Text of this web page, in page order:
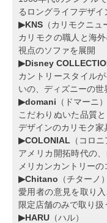
るロングライフデザイ
▶KNS （カリモクニュ
カリモクの職人と海
視点のソファを展開
▶Disney
カントリースタイル
いの、ディズニーの
▶domani （ドマーニ
こだわりぬいた品質
デザインのカリモク家
▶COLONIAL （コロ
アメリカ開拓時代の
メリカンカントリー
▶Chitano （チターノ）
愛用者の意見を取り
限定店舗のみで取り
▶HARU （ハル）